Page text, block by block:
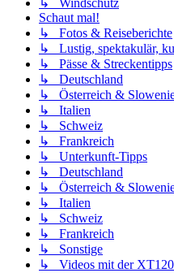
Schaut mal!
↳ Fotos & Reiseberichte
↳ Lustig, spektakulär,
↳ Pässe & Streckentipps
↳ Deutschland
↳ Österreich &
↳ Italien
↳ Schweiz
↳ Frankreich
↳ Unterkunft-Tipps
↳ Deutschland
↳ Österreich &
↳ Italien
↳ Schweiz
↳ Frankreich
↳ Sonstige
↳ Videos mit der